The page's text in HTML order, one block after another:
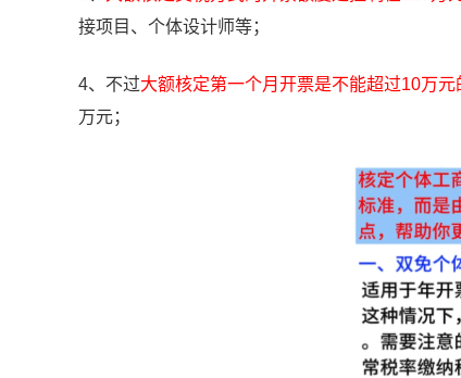
接项目、个体设计师等；
4、不过大额核定第一个月开票是不能超过10万元
万元；